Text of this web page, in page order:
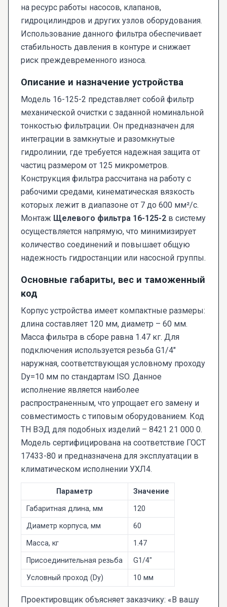
на ресурс работы насосов, клапанов,
гидроцилиндров и других узлов оборудования.
Использование данного фильтра обеспечивает
стабильность давления в контуре и снижает
риск преждевременного износа.
Описание и назначение устройства
Модель 16-125-2 представляет собой фильтр
механической очистки с заданной номинальной
тонкостью фильтрации. Он предназначен для
интеграции в замкнутые и разомкнутые
гидролинии, где требуется надежная защита от
частиц размером от 125 микрометров.
Конструкция фильтра рассчитана на работу с
рабочими средами, кинематическая вязкость
которых лежит в диапазоне от 7 до 600 мм²/с.
Монтаж Щелевого фильтра 16-125-2 в систему
осуществляется напрямую, что минимизирует
количество соединений и повышает общую
надежность гидростанции или насосной группы.
Основные габариты, вес и таможенный
код
Корпус устройства имеет компактные размеры:
длина составляет 120 мм, диаметр – 60 мм.
Масса фильтра в сборе равна 1.47 кг. Для
подключения используется резьба G1/4"
наружная, соответствующая условному проходу
Dy=10 мм по стандартам ISO. Данное
исполнение является наиболее
распространенным, что упрощает его замену и
совместимость с типовым оборудованием. Код
ТН ВЭД для подобных изделий – 8421 21 000 0.
Модель сертифицирована на соответствие ГОСТ
17433-80 и предназначена для эксплуатации в
климатическом исполнении УХЛ4.
Параметр
Значение
Габаритная длина, мм
120
Диаметр корпуса, мм
60
Масса, кг
1.47
Присоединительная резьба
G1/4"
Условный проход (Dy)
10 мм
Проектировщик объясняет заказчику: «В вашу